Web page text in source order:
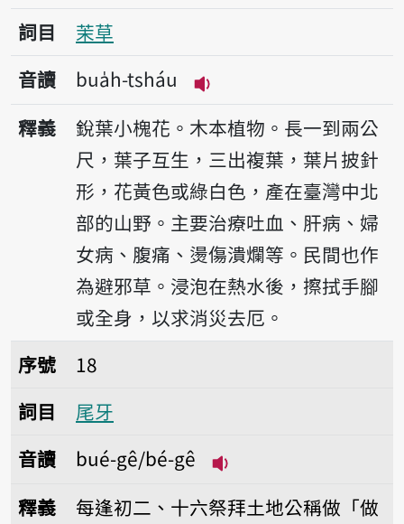
詞目
茉草
音讀
bua̍h-tsháu
播放音讀bua̍h-tsháu
釋義
銳葉小槐花。木本植物。長一到兩公
尺，葉子互生，三出複葉，葉片披針
形，花黃色或綠白色，產在臺灣中北
部的山野。主要治療吐血、肝病、婦
女病、腹痛、燙傷潰爛等。民間也作
為避邪草。浸泡在熱水後，擦拭手腳
或全身，以求消災去厄。
序號18尾牙
序號
18
詞目
尾牙
音讀
bué-gê/bé-gê
釋義
每逢初二、十六祭拜土地公稱做「做